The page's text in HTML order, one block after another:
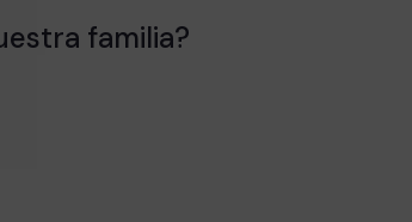
familia?